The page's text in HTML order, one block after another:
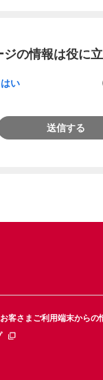
ジの情報は役に
はい
送信する
お客さまご利用端末からの